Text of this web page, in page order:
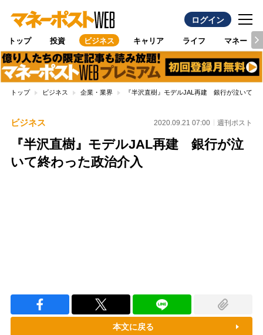
ログイン
トップ 投資 ビジネス キャリア ライフ マネー
トップ ビジネス 企業・業界 『半沢直樹』モデルJAL再建 銀行が泣いて終
ビジネス 2020.09.21 07:00 週刊ポスト
『半沢直樹』モデルJAL再建 銀行が泣
いて終わった政治介入
本文に戻る